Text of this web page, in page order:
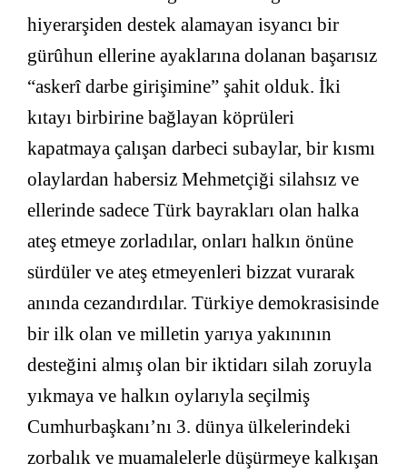
hiyerarşiden destek alamayan isyancı bir
gürûhun ellerine ayaklarına dolanan başarısız
“askerî darbe girişimine” şahit olduk. İki
kıtayı birbirine bağlayan köprüleri
kapatmaya çalışan darbeci subaylar, bir kısmı
olaylardan habersiz Mehmetçiği silahsız ve
ellerinde sadece Türk bayrakları olan halka
ateş etmeye zorladılar, onları halkın önüne
sürdüler ve ateş etmeyenleri bizzat vurarak
anında cezandırdılar. Türkiye demokrasisinde
bir ilk olan ve milletin yarıya yakınının
desteğini almış olan bir iktidarı silah zoruyla
yıkmaya ve halkın oylarıyla seçilmiş
Cumhurbaşkanı’nı 3. dünya ülkelerindeki
zorbalık ve muamalelerle düşürmeye kalkışan